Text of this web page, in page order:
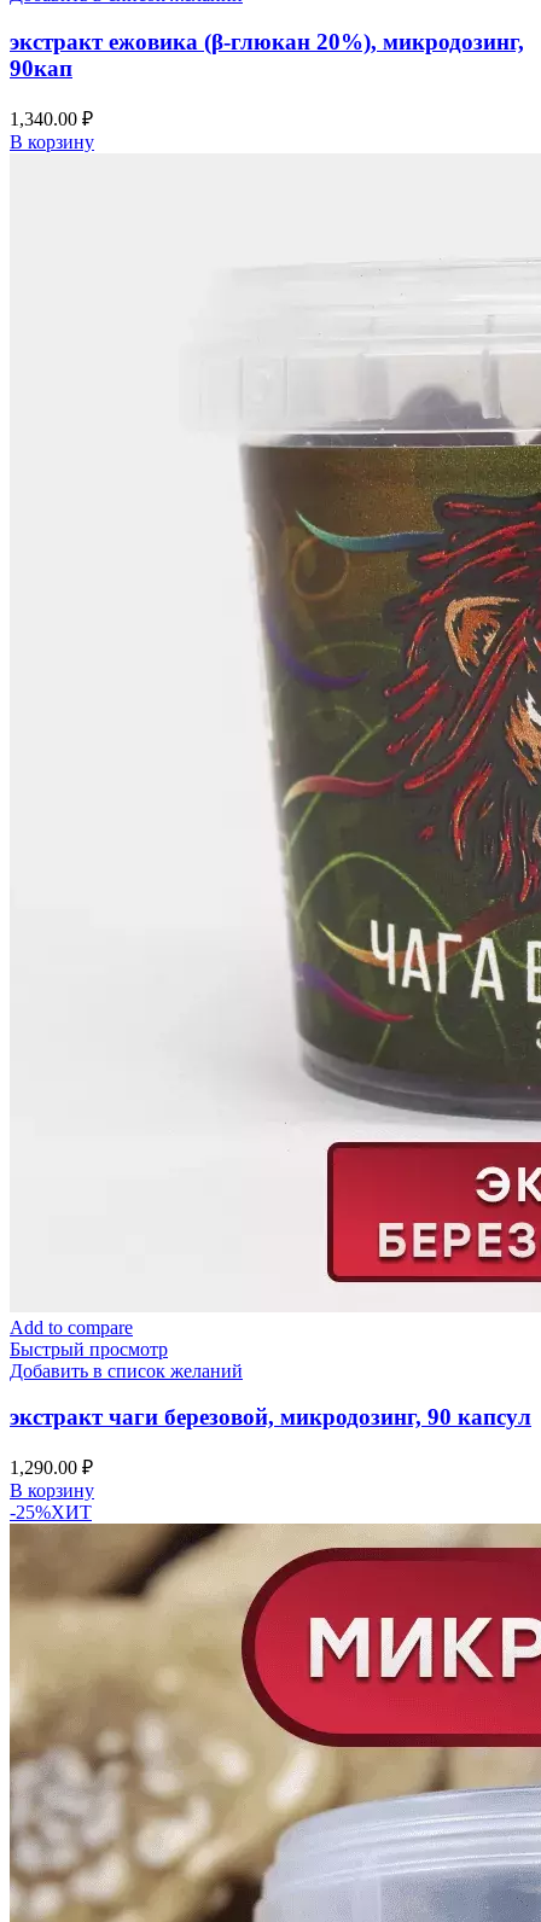
экстракт ежовика (β-глюкан 20%), микродозинг,
90кап
1,340.00 ₽
В корзину
Add to compare
Быстрый просмотр
Добавить в список желаний
экстракт чаги березовой, микродозинг, 90 капсул
1,290.00 ₽
В корзину
-25%ХИТ